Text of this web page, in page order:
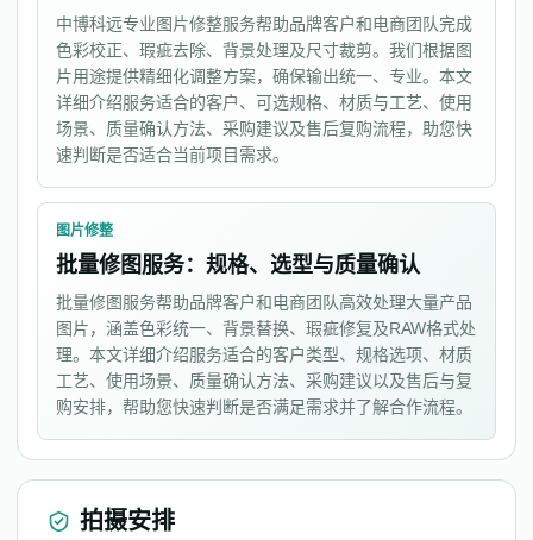
中博科远专业图片修整服务帮助品牌客户和电商团队完成
色彩校正、瑕疵去除、背景处理及尺寸裁剪。我们根据图
片用途提供精细化调整方案，确保输出统一、专业。本文
详细介绍服务适合的客户、可选规格、材质与工艺、使用
场景、质量确认方法、采购建议及售后复购流程，助您快
速判断是否适合当前项目需求。
图片修整
批量修图服务：规格、选型与质量确认
批量修图服务帮助品牌客户和电商团队高效处理大量产品
图片，涵盖色彩统一、背景替换、瑕疵修复及RAW格式处
理。本文详细介绍服务适合的客户类型、规格选项、材质
工艺、使用场景、质量确认方法、采购建议以及售后与复
购安排，帮助您快速判断是否满足需求并了解合作流程。
拍摄安排